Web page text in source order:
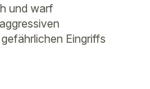
und warf
Eingriffs